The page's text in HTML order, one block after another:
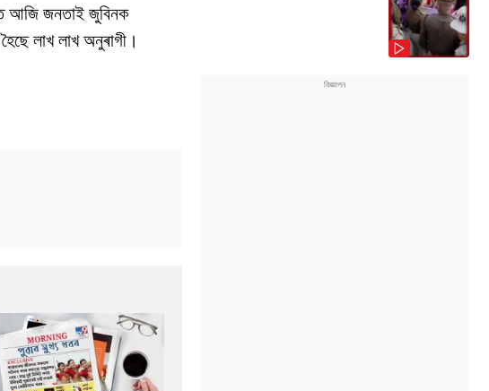
আজি জনতাই জুবিনক
লাখ লাখ অনুৰাগী।